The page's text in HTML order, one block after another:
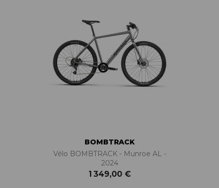
BOMBTRACK
Vélo BOMBTRACK - Munroe AL -
2024
1 349,00 €